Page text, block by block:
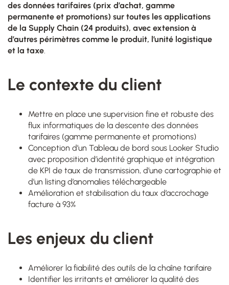
des données tarifaires (prix d’achat, gamme
permanente et promotions) sur toutes les applications
de la Supply Chain (24 produits), avec extension à
d’autres périmètres comme le produit, l’unité logistique
et la taxe.
Le contexte du client
Mettre en place une supervision fine et robuste des
flux informatiques de la descente des données
tarifaires (gamme permanente et promotions)
Conception d’un Tableau de bord sous Looker Studio
avec proposition d’identité graphique et intégration
de KPI de taux de transmission, d’une cartographie et
d’un listing d’anomalies téléchargeable
Amélioration et stabilisation du taux d’accrochage
facture à 93%
Les enjeux du client
Améliorer la fiabilité des outils de la chaîne tarifaire
Identifier les irritants et améliorer la qualité des